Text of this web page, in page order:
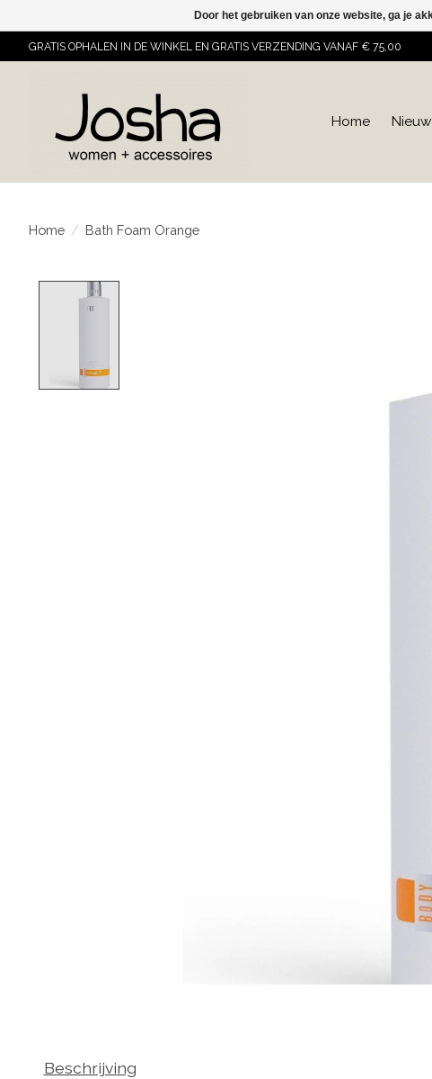
GRATIS OPHALEN IN DE WINKEL EN GRATIS VERZENDING VANAF € 75,00
Home Nieuw
Home / Bath Foam Orange
Beschrijving
Door het gebruiken van onze website, ga je